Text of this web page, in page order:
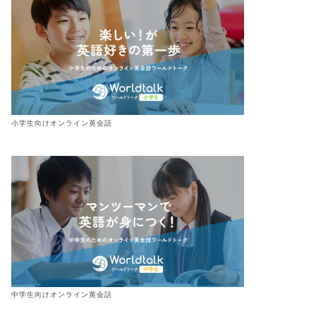
小学生向けオンライン英会話
中学生向けオンライン英会話